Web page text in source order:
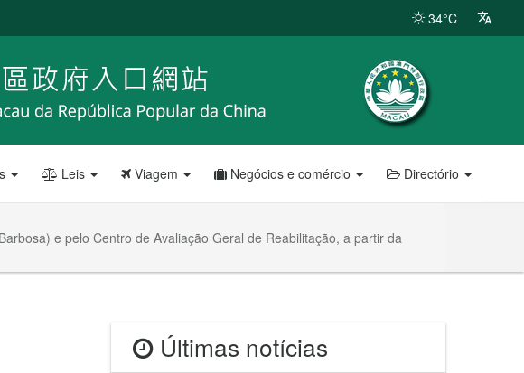
34°C
Leis Viagem Negócios e comércio Directório
e pelo Centro de Avaliação Geral de Reabilitação, a partir da
Últimas notícias